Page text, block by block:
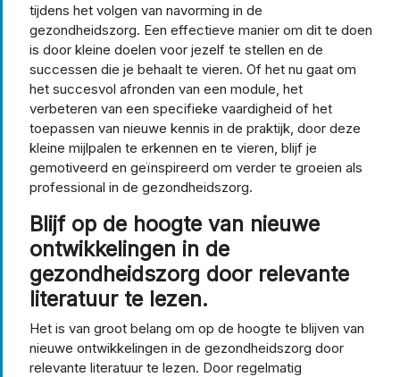
tijdens het volgen van navorming in de
gezondheidszorg. Een effectieve manier om dit te doen
is door kleine doelen voor jezelf te stellen en de
successen die je behaalt te vieren. Of het nu gaat om
het succesvol afronden van een module, het
verbeteren van een specifieke vaardigheid of het
toepassen van nieuwe kennis in de praktijk, door deze
kleine mijlpalen te erkennen en te vieren, blijf je
gemotiveerd en geïnspireerd om verder te groeien als
professional in de gezondheidszorg.
Blijf op de hoogte van nieuwe
ontwikkelingen in de
gezondheidszorg door relevante
literatuur te lezen.
Het is van groot belang om op de hoogte te blijven van
nieuwe ontwikkelingen in de gezondheidszorg door
relevante literatuur te lezen. Door regelmatig